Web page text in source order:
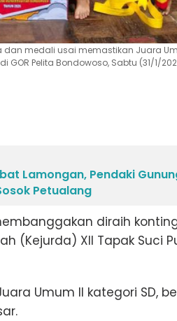
dan medali usai memastikan Juara
Pelita Bondowoso, Sabtu (31/1/
Lamongan, Pendaki
Petualang
diraih
(Kejurda) XII Tapak Suci
Umum II kategori SD,